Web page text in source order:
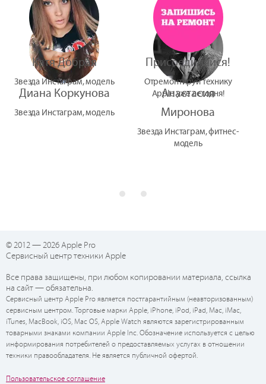
Диана Коркунова
Звезда Инстаграм, модель
Анастасия
Миронова
Звезда Инстаграм, фитнес-
модель
Катя Добрая
Звезда Инстаграм, модель
Присоединяйся!
Отремонтируй технику
Apple уже сегодня!
© 2012 — 2026 Apple Pro
Сервисный центр техники Apple
Все права защищены, при любом копировании материала, ссылка
на сайт — обязательна.
Сервисный центр Apple Pro является постгарантийным (неавторизованным)
сервисным центром. Торговые марки Apple, iPhone, iPod, iPad, Mac, iMac,
iTunes, MacBook, iOS, Mac OS, Apple Watch являются зарегистрированным
товарными знаками компании Apple Inc. Обозначение используется с целью
информирования потребителей о предоставляемых услугах в отношении
техники правообладателя. Не является публичной офертой.
Пользовательское соглашение